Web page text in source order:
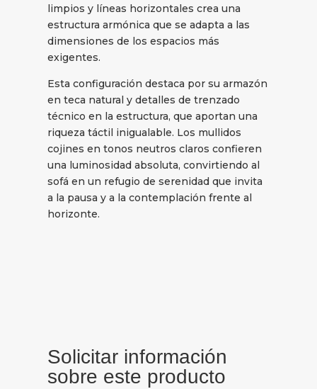
limpios y líneas horizontales crea una
estructura armónica que se adapta a las
dimensiones de los espacios más
exigentes.
Esta configuración destaca por su armazón
en teca natural y detalles de trenzado
técnico en la estructura, que aportan una
riqueza táctil inigualable. Los mullidos
cojines en tonos neutros claros confieren
una luminosidad absoluta, convirtiendo al
sofá en un refugio de serenidad que invita
a la pausa y a la contemplación frente al
horizonte.
Solicitar información
sobre este producto